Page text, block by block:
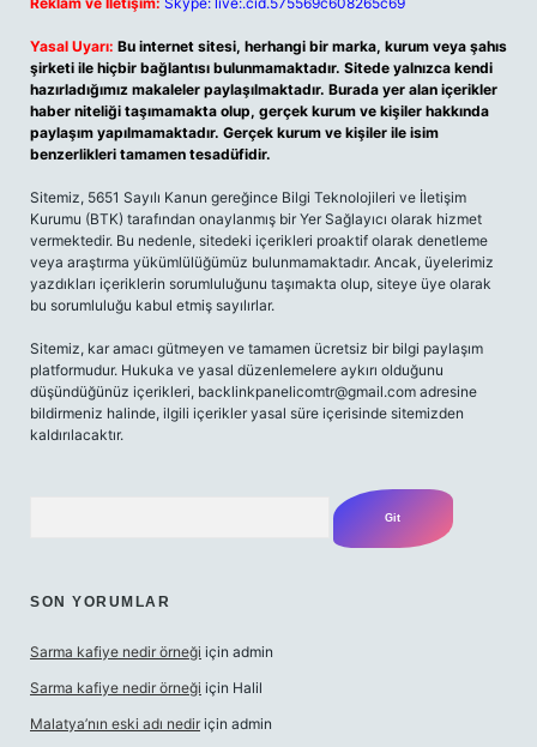
Yasal Uyarı: Bu internet sitesi, herhangi bir marka, kurum veya şahıs
şirketi ile hiçbir bağlantısı bulunmamaktadır. Sitede yalnızca kendi
hazırladığımız makaleler paylaşılmaktadır. Burada yer alan içerikler
haber niteliği taşımamakta olup, gerçek kurum ve kişiler hakkında
paylaşım yapılmamaktadır. Gerçek kurum ve kişiler ile isim
benzerlikleri tamamen tesadüfidir.
Sitemiz, 5651 Sayılı Kanun gereğince Bilgi Teknolojileri ve İletişim
Kurumu (BTK) tarafından onaylanmış bir Yer Sağlayıcı olarak hizmet
vermektedir. Bu nedenle, sitedeki içerikleri proaktif olarak denetleme
veya araştırma yükümlülüğümüz bulunmamaktadır. Ancak, üyelerimiz
yazdıkları içeriklerin sorumluluğunu taşımakta olup, siteye üye olarak
bu sorumluluğu kabul etmiş sayılırlar.
Sitemiz, kar amacı gütmeyen ve tamamen ücretsiz bir bilgi paylaşım
platformudur. Hukuka ve yasal düzenlemelere aykırı olduğunu
düşündüğünüz içerikleri, backlinkpanelicomtr@gmail.com adresine
bildirmeniz halinde, ilgili içerikler yasal süre içerisinde sitemizden
kaldırılacaktır.
SON YORUMLAR
Sarma kafiye nedir örneği için admin
Sarma kafiye nedir örneği için Halil
Malatya’nın eski adı nedir için admin